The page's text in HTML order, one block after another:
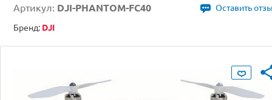
Артикул: DJI-PHANTOM-FC40
Оставить
Бренд: DJI